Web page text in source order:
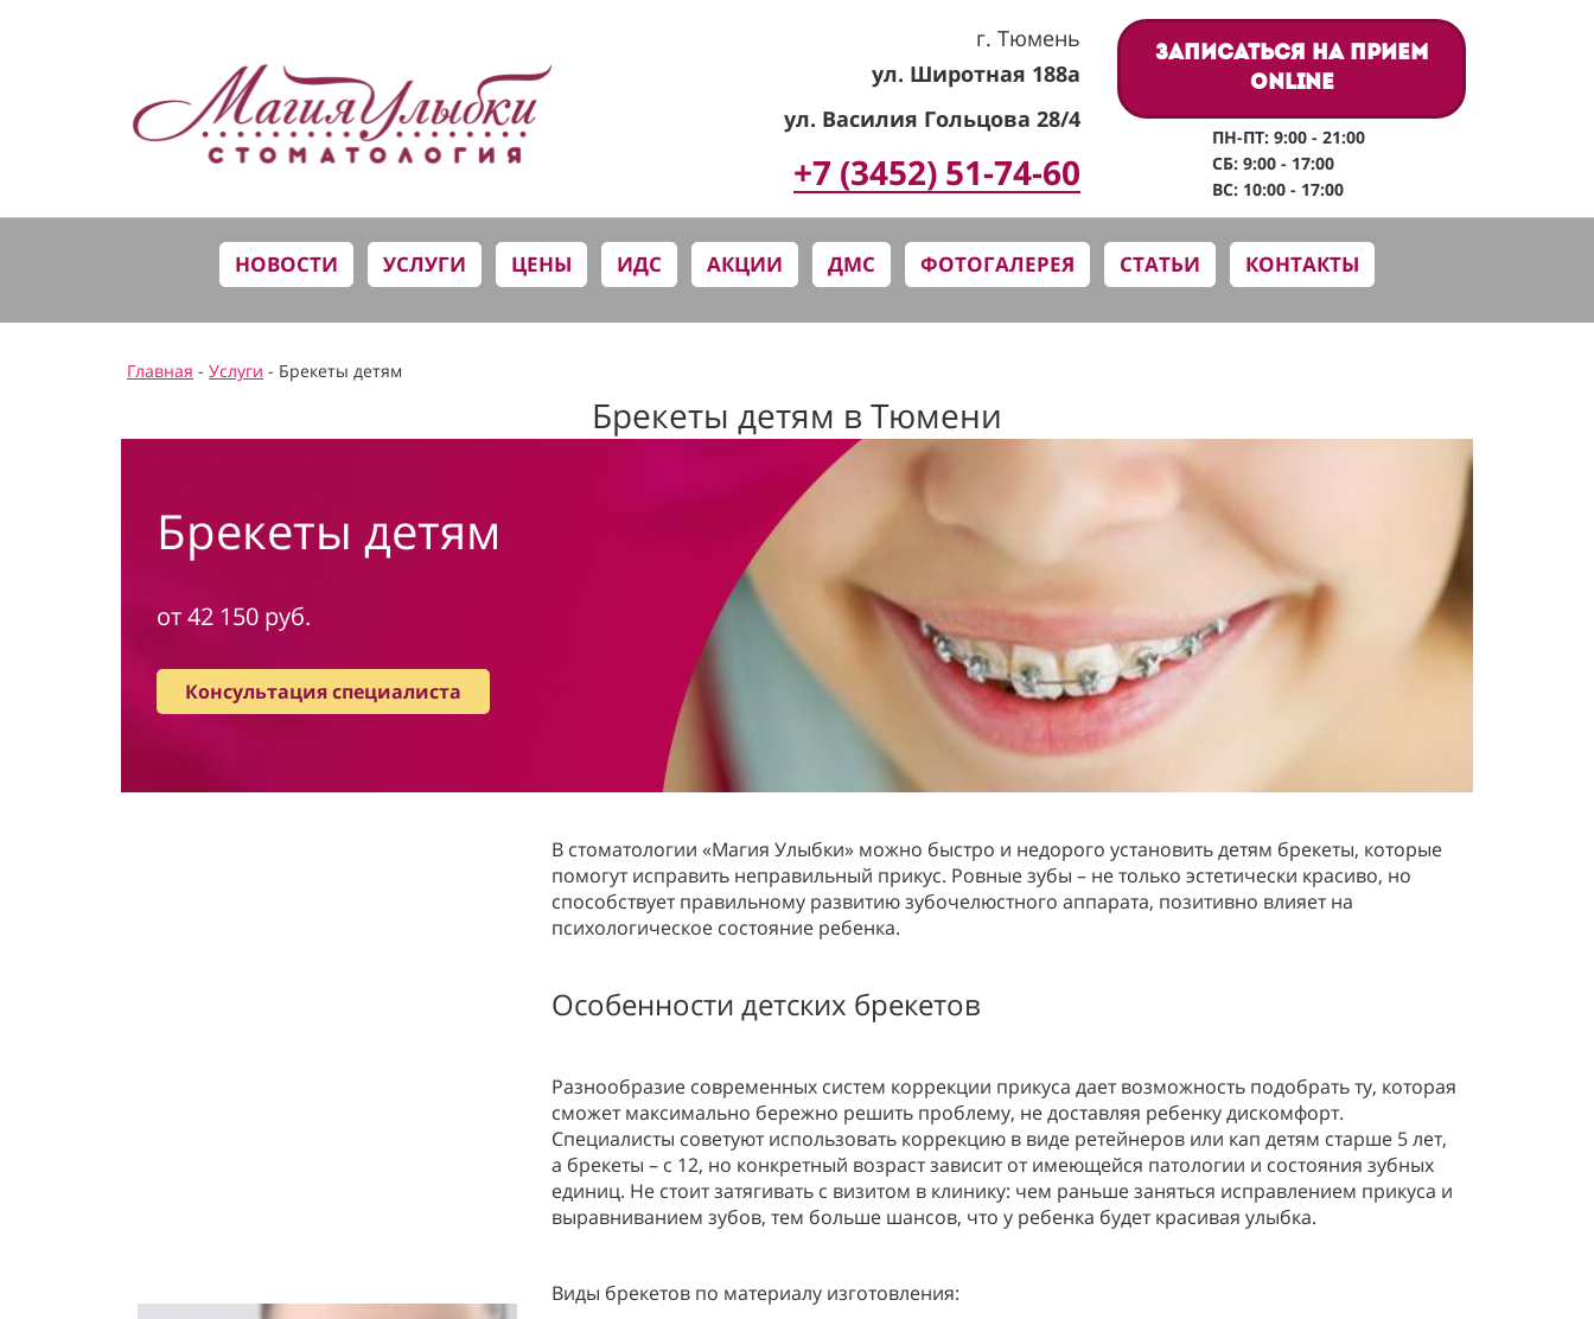
г. Тюмень
ул. Широтная 188а
ул. Василия Гольцова 28/4
+7 (3452) 51-74-60
Записаться на прием
online
ПН-ПТ: 9:00 - 21:00
СБ: 9:00 - 17:00
ВС: 10:00 - 17:00
НОВОСТИ УСЛУГИ ЦЕНЫ ИДС АКЦИИ ДМС ФОТОГАЛЕРЕЯ СТАТЬИ КОНТАКТЫ
Главная - Услуги - Брекеты детям
Брекеты детям в Тюмени
Брекеты детям
от 42 150 руб.
Консультация специалиста
В стоматологии «Магия Улыбки» можно быстро и недорого установить детям брекеты, которые
помогут исправить неправильный прикус. Ровные зубы – не только эстетически красиво, но
способствует правильному развитию зубочелюстного аппарата, позитивно влияет на
психологическое состояние ребенка.
Особенности детских брекетов
Разнообразие современных систем коррекции прикуса дает возможность подобрать ту, которая
сможет максимально бережно решить проблему, не доставляя ребенку дискомфорт.
Специалисты советуют использовать коррекцию в виде ретейнеров или кап детям старше 5 лет,
а брекеты – с 12, но конкретный возраст зависит от имеющейся патологии и состояния зубных
единиц. Не стоит затягивать с визитом в клинику: чем раньше заняться исправлением прикуса и
выравниванием зубов, тем больше шансов, что у ребенка будет красивая улыбка.
Виды брекетов по материалу изготовления: